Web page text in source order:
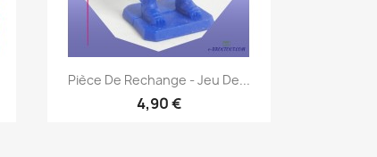
Aperçu rapide
Pièce De Rechange - Jeu De...
4,90 €